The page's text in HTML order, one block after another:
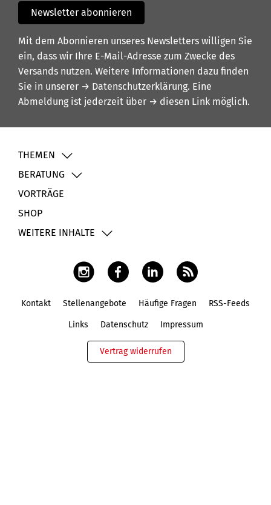
Newsletter abonnieren
Mit dem Abonnieren unseres Newsletters willigen Sie
ein, dass wir Ihre E-Mail-Adresse zum Zwecke des
Versands nutzen. Weitere Informationen dazu finden
Sie in unserer → Datenschutzerklärung. Eine
Abmeldung ist jederzeit über → diesen Link möglich.
THEMEN
BERATUNG
VORTRÄGE
SHOP
WEITERE INHALTE
Kontakt Stellenangebote Häufige Fragen RSS-Feeds
Links Datenschutz Impressum
Vertrag widerrufen